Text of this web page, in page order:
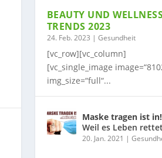
BEAUTY UND
TRENDS 2023
24. Feb. 2023 | Gesundheit
[vc_row][vc_column]
[vc_single_image
img_size=“full“...
Maske tragen ist in!
Weil es Leben
20. Jan. 2021 |